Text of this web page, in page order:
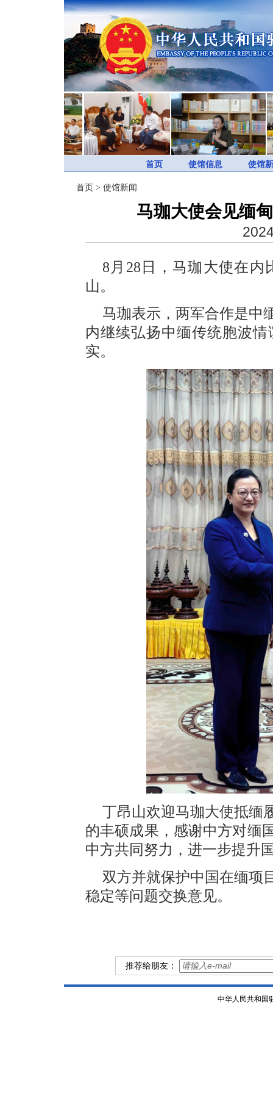
首页 使馆信息 使馆
首页 > 使馆新闻
马珈大使会见缅
8月28日，马珈大使在
山。
马珈表示，两军合作是中
内继续弘扬中缅传统胞波
实。
丁昂山欢迎马珈大使抵缅
的丰硕成果，感谢中方对缅
中方共同努力，进一步提升
双方并就保护中国在缅项
稳定等问题交换意见。
推荐给朋友：
中华人民共和国